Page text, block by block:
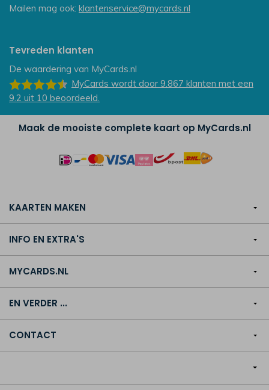
Mailen mag ook: klantenservice@mycards.nl
Tevreden klanten
De waardering van MyCards.nl
MyCards wordt door 9.867 klanten met een
9.2 uit 10 beoordeeld.
Maak de mooiste complete kaart op MyCards.nl
KAARTEN MAKEN
INFO EN EXTRA'S
MYCARDS.NL
EN VERDER ...
CONTACT